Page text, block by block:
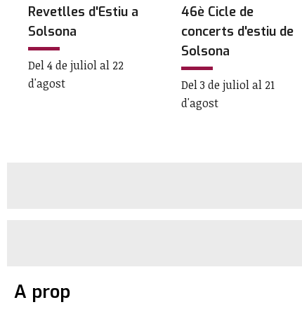
Revetlles d'Estiu a
Solsona
Del 4 de juliol al 22
d'agost
46è Cicle de
concerts d'estiu de
Solsona
Del 3 de juliol al 21
d'agost
A prop